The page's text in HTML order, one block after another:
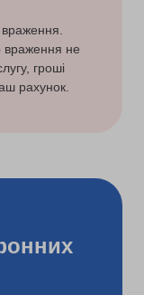
враження.
враження не
гроші
рахунок.